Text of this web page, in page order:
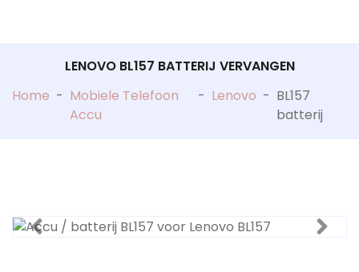
LENOVO BL157 BATTERIJ VERVANGEN
Home - Mobiele Telefoon
Accu
- Lenovo - BL157
batterij